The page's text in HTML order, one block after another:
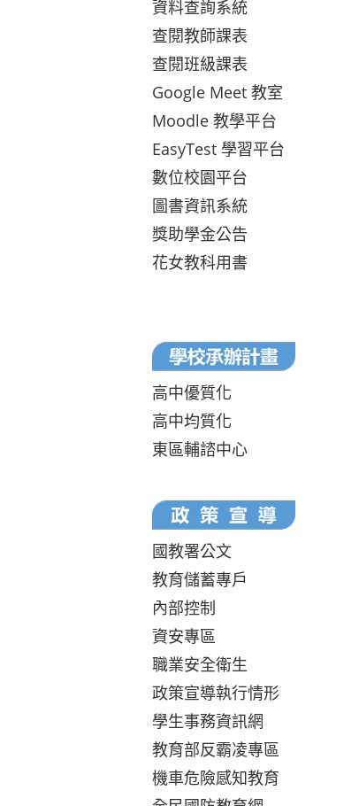
資料查詢系統
查閱教師課表
查閱班級課表
Google Meet 教室
Moodle 教學平台
EasyTest 學習平台
數位校園平台
圖書資訊系統
獎助學金公告
花女教科用書
高中優質化
高中均質化
東區輔諮中心
國教署公文
教育儲蓄專戶
內部控制
資安專區
職業安全衛生
政策宣導執行情形
學生事務資訊網
教育部反霸凌專區
機車危險感知教育